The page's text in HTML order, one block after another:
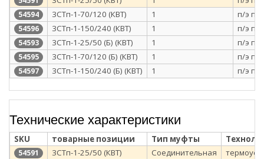
54594 3СТп-1-70/120 (КВТ) 1 п/э
54596 3СТп-1-150/240 (КВТ) 1 п/э
54593 3СТп-1-25/50 (Б) (КВТ) 1 п/э
54595 3СТп-1-70/120 (Б) (КВТ) 1 п/э
54597 3СТп-1-150/240 (Б) (КВТ) 1 п/э
Технические характеристики
SKU товарные позиции Тип муфты
54591 3СТп-1-25/50 (КВТ) Соединительная